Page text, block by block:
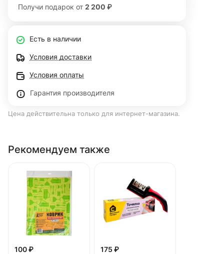
Получи подарок от 2 200 ₽
Есть в наличии
Условия доставки
Условия оплаты
Гарантия производителя
Цена действительна только для интернет-магазина.
Рекомендуем также
100 ₽
175 ₽